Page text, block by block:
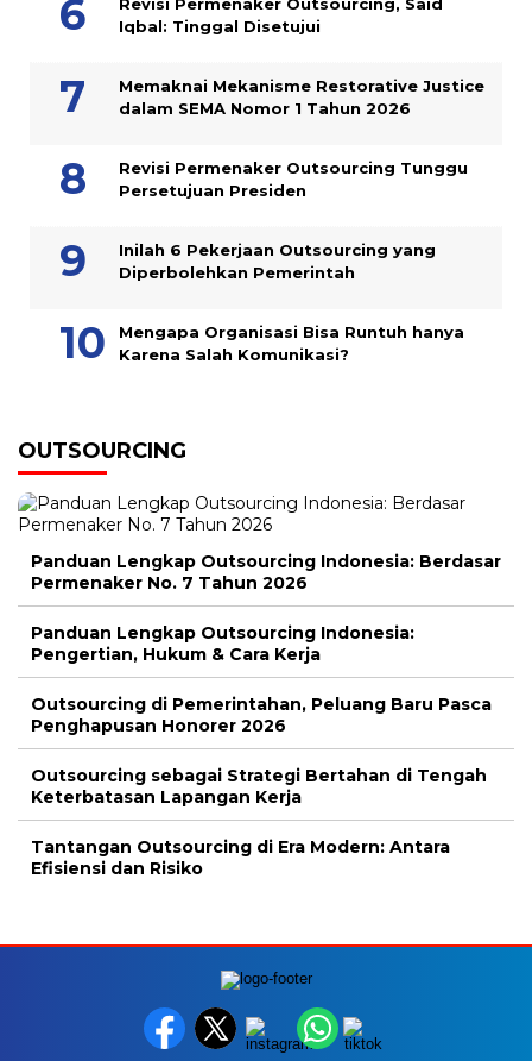
Iqbal: Tinggal Disetujui
Memaknai Mekanisme Restorative Justice
dalam SEMA Nomor 1 Tahun 2026
Revisi Permenaker Outsourcing Tunggu
Persetujuan Presiden
Inilah 6 Pekerjaan Outsourcing yang
Diperbolehkan Pemerintah
Mengapa Organisasi Bisa Runtuh hanya
Karena Salah Komunikasi?
OUTSOURCING
Panduan Lengkap Outsourcing Indonesia: Berdasar
Permenaker No. 7 Tahun 2026
Panduan Lengkap Outsourcing Indonesia:
Pengertian, Hukum & Cara Kerja
Outsourcing di Pemerintahan, Peluang Baru Pasca
Penghapusan Honorer 2026
Outsourcing sebagai Strategi Bertahan di Tengah
Keterbatasan Lapangan Kerja
Tantangan Outsourcing di Era Modern: Antara
Efisiensi dan Risiko